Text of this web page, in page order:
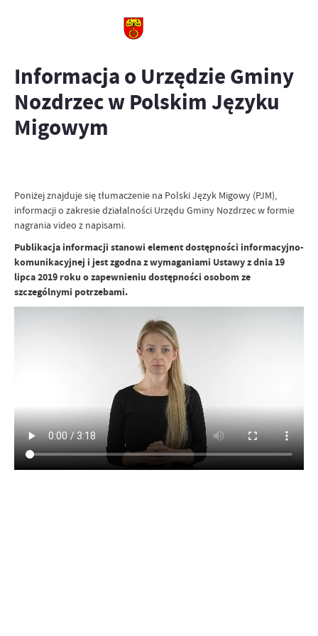
Informacja o Urzędzie Gminy
Nozdrzec w Polskim Języku
Migowym
Poniżej znajduje się tłumaczenie na Polski Język Migowy (PJM),
informacji o zakresie działalności Urzędu Gminy Nozdrzec w formie
nagrania video z napisami.
Publikacja informacji stanowi element dostępności informacyjno-
komunikacyjnej i jest zgodna z wymaganiami Ustawy z dnia 19
lipca 2019 roku o zapewnieniu dostępności osobom ze
szczególnymi potrzebami.